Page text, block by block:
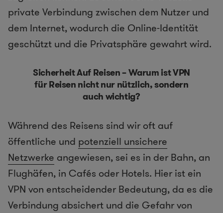
private Verbindung zwischen dem Nutzer und
dem Internet, wodurch die Online-Identität
geschützt und die Privatsphäre gewahrt wird.
Sicherheit Auf Reisen – Warum ist VPN
für Reisen nicht nur nützlich, sondern
auch wichtig?
Während des Reisens sind wir oft auf
öffentliche und potenziell unsichere
Netzwerke angewiesen, sei es in der Bahn, an
Flughäfen, in Cafés oder Hotels. Hier ist ein
VPN von entscheidender Bedeutung, da es die
Verbindung absichert und die Gefahr von